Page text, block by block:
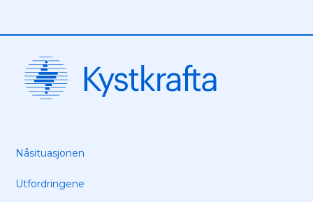
Nåsituasjonen
Utfordringene